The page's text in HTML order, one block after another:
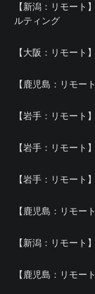
【新潟：リモート
ルティング
【大阪：リモート
【鹿児島：リモー
【岩手：リモート
【岩手：リモー
【岩手：リモート
【鹿児島：リモー
【新潟：リモー
【鹿児島：リモー